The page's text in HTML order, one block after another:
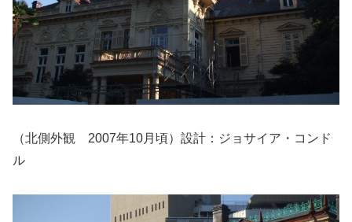
（北側外観 2007年10月頃）設計：ジョサイア・コンド
ル